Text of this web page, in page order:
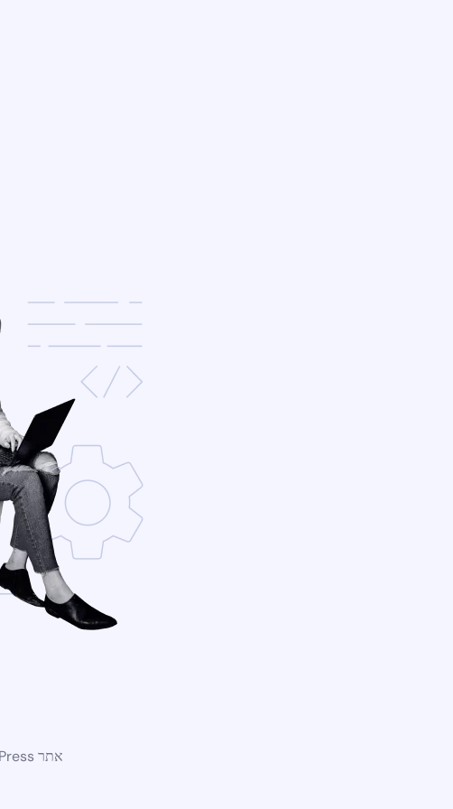
אתר WordPress חדש נמצא בבנייה ויושק בקרוב